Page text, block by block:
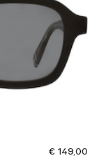
€ 149,00